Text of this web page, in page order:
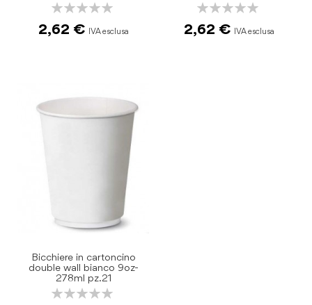
Rating:
2,62 €
Rating:
2,62 €
Bicchiere in cartoncino
double wall bianco 9oz-
278ml pz.21
Rating: